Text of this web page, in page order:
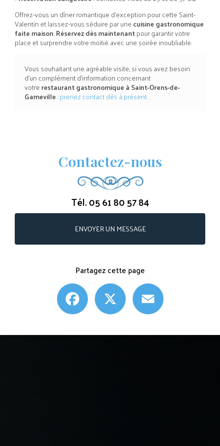
Offrez-vous un dîner romantique d’exception pour cette Saint-
Valentin et laissez-vous séduire par une cuisine gastronomique
faite maison.Réservez dès maintenantpour garantir votre
place et surprendre votre moitié avec une soirée inoubliable.
Vous souhaitant une agréable visite, si vous avez besoin
d'un complément d'information concernant
votre restaurant gastronomique à Saint-Orens-de-
Gameville:prenez contact dès à présent.
Contactez-nous
Tél.05 61 80 57 84
ENVOYER UN MESSAGE
Partagez cette page
Facebook